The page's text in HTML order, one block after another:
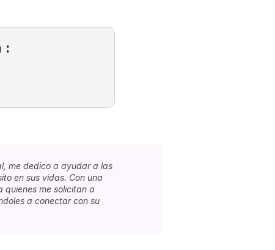
:
me dedico a ayudar a las
en sus vidas. Con una
quienes me solicitan a
a conectar con su